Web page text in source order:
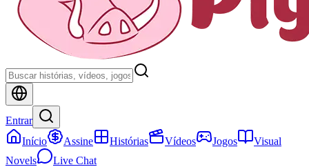
Entrar
Início
Assine Histórias Vídeos Jogos
Visual
Novels
Live Chat